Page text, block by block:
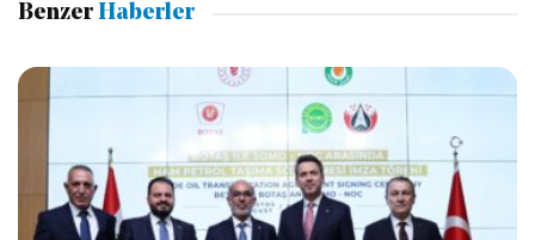
Benzer Haberler